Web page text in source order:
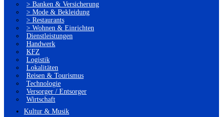
> Banken & Versicherung
> Mode & Bekleidung
> Restaurants
> Wohnen & Einrichten
Dienstleistungen
Handwerk
KFZ
Logistik
Lokalitäten
Reisen & Tourismus
Technologie
Versorger / Entsorger
Wirtschaft
Kultur & Musik